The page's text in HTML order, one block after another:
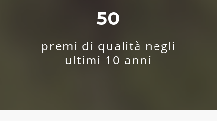
50
premi di qualità negli
ultimi 10 anni